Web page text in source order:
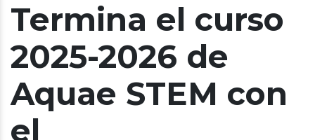
Termina el curso
2025-2026 de
Aquae STEM con
el